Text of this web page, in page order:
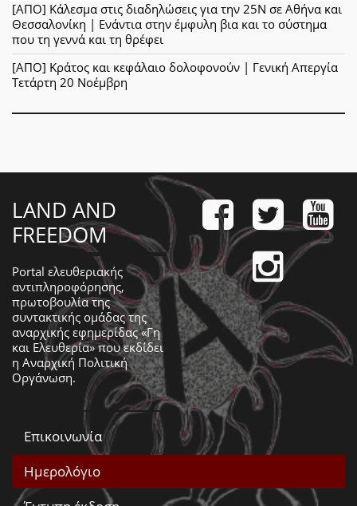
[ΑΠΟ] Κάλεσμα στις διαδηλώσεις για την 25Ν σε Αθήνα και
Θεσσαλονίκη | Ενάντια στην έμφυλη βια και το σύστημα
που τη γεννά και τη θρέφει
[ΑΠΟ] Κράτος και κεφάλαιο δολοφονούν | Γενική Απεργία
Τετάρτη 20 Νοέμβρη
LAND AND
FREEDOM
Portal ελευθεριακής
αντιπληροφόρησης,
πρωτοβουλία της
συντακτικής ομάδας της
αναρχικής εφημερίδας «Γη
και Ελευθερία» που εκδίδει
η Αναρχική Πολιτική
Οργάνωση.
Επικοινωνία
Ημερολόγιο